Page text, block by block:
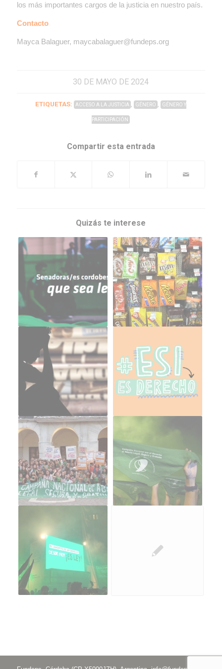
los más importantes cargos de la justicia en nuestro país.
Contacto
Mayca Balaguer, maycabalaguer@fundeps.org
30 DE MAYO DE 2024
ETIQUETAS: ACCESO A LA JUSTICIA , GÉNERO , GÉNERO Y
PARTICIPACIÓN
Compartir esta entrada
Quizás te interese